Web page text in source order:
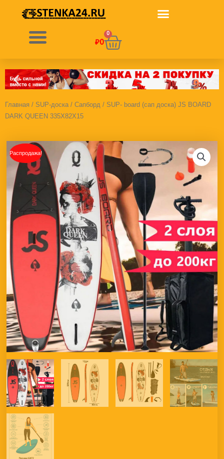
содержимому
₽0
0
Корзина
Главная / SUP-доска / Сапборд / SUP- board (сап доска) JS BOARD
DARK QUEEN 335X82X15
Распродажа!